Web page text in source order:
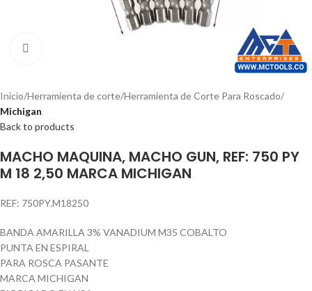
Inicio Herramienta de corte Herramienta de Corte Para Roscado
Michigan
Back to products
MACHO MAQUINA, MACHO GUN, REF: 750 PY
M 18 2,50 MARCA MICHIGAN
REF: 750PY.M18250
BANDA AMARILLA 3% VANADIUM M35 COBALTO
PUNTA EN ESPIRAL
PARA ROSCA PASANTE
MARCA MICHIGAN